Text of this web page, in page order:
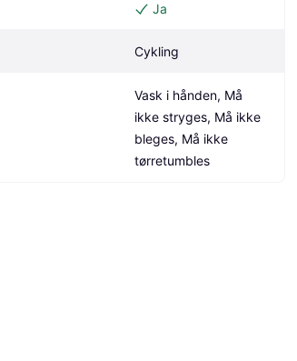
Ja
Cykling
Vask i hånden, Må
ikke stryges, Må ikke
bleges, Må ikke
tørretumbles